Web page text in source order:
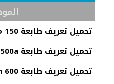
تحميل تعريف طابعة Aficio 150
تحميل تعريف طابعة im c4500a
تحميل تعريف طابعة im 600